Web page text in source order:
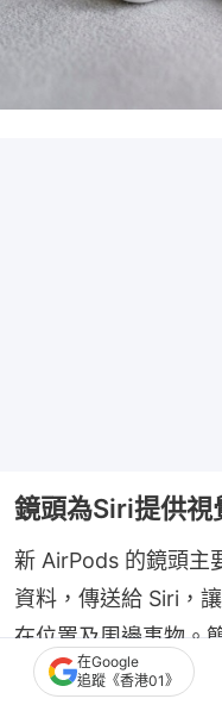
鏡頭為Siri提供視
新 AirPods 的鏡頭主
資料，傳送給 Siri，
在位置及周邊事物。
眼前看到的物件，例
在Google
追蹤《香港01》